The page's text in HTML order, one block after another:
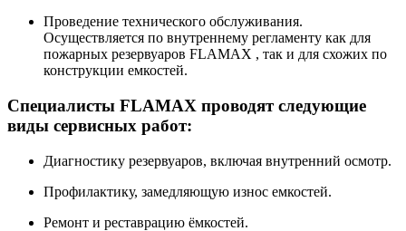
Проведение технического обслуживания.
Осуществляется по внутреннему регламенту как для
пожарных резервуаров FLAMAX , так и для схожих по
конструкции емкостей.
Специалисты FLAMAX проводят следующие
виды сервисных работ:
Диагностику резервуаров, включая внутренний осмотр.
Профилактику, замедляющую износ емкостей.
Ремонт и реставрацию ёмкостей.